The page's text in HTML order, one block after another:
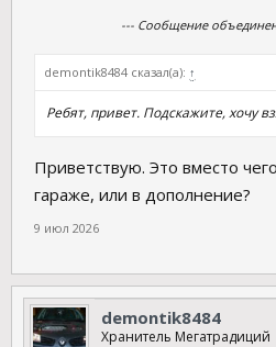
--- Сообщение
demontik8484 сказал(а): ↑
Ребят, привет. Подскажите, хочу
Приветствую. Это вместо
гараже, или в дополнение?
9 июл 2026
demontik8484
Хранитель Мегатрадиций